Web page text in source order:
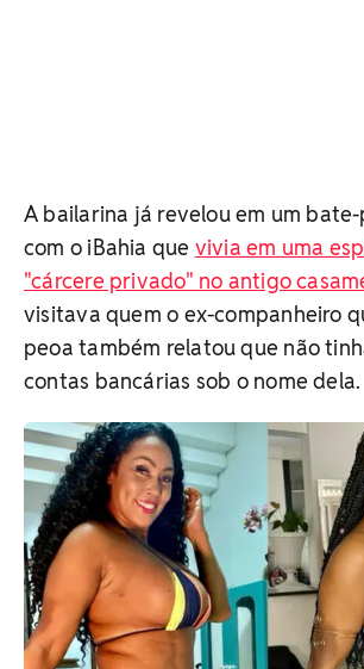
A bailarina já revelou em um
com o iBahia que vivia em uma
"cárcere privado" no antigo
visitava quem o ex-companheiro
peoa também relatou que não
contas bancárias sob o nome dela.